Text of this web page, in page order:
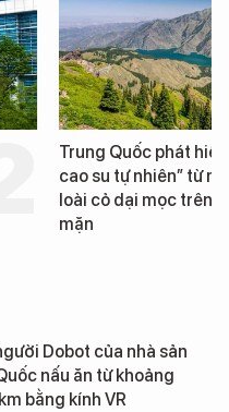
Loạt dự án bất động
Đà Nẵng sắp bị kiểm
Dobot của nhà sản
nấu ăn từ khoảng
bằng kính VR